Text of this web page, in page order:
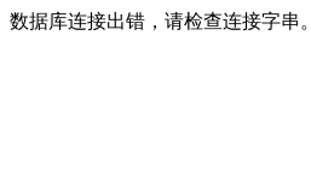
数据库连接出错，请检查连接字串。